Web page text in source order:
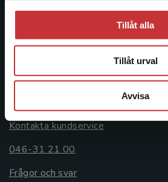
Tillåt alla
Tillåt urval
Avvisa
221 00 Lund
Besöksadress:
Kontakta kundservice
046-31 21 00
Frågor och svar